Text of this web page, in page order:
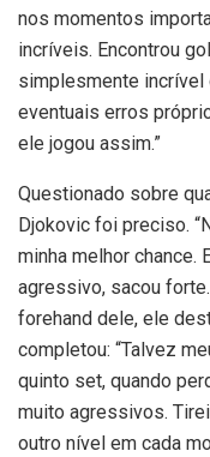
nos momentos
incríveis. Encontrou
simplesmente incrível
eventuais erros
ele jogou assim.”
Questionado sobre
Djokovic foi preciso.
minha melhor chance.
agressivo, sacou
forehand dele, ele
completou: “Talvez
quinto set, quando
muito agressivos.
outro nível em cada